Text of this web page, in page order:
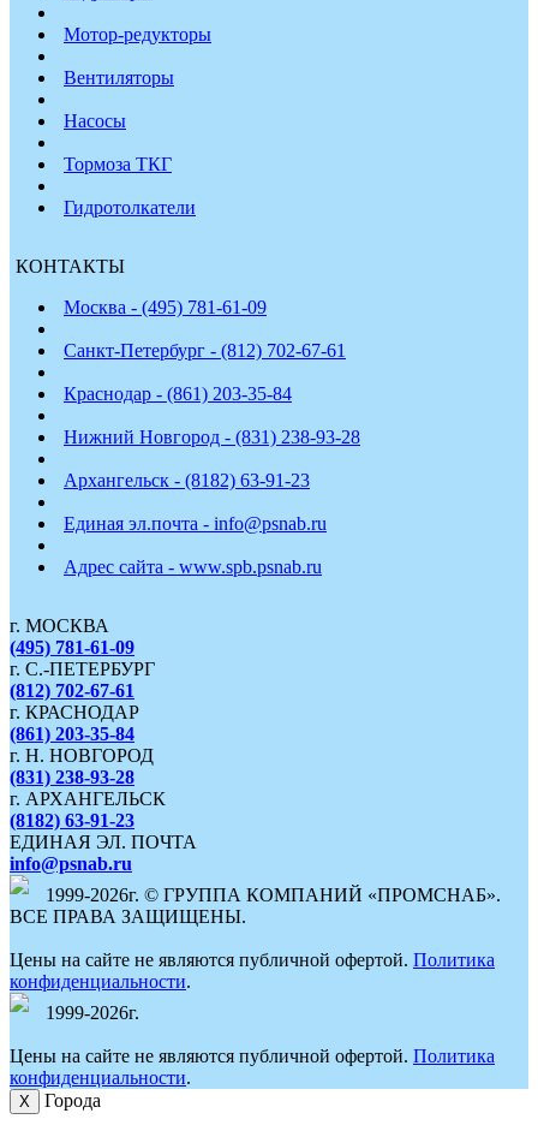
Мотор-редукторы
Вентиляторы
Насосы
Тормоза ТКГ
Гидротолкатели
КОНТАКТЫ
Москва - (495) 781-61-09
Санкт-Петербург - (812) 702-67-61
Краснодар - (861) 203-35-84
Нижний Новгород - (831) 238-93-28
Архангельск - (8182) 63-91-23
Единая эл.почта - info@psnab.ru
Адрес сайта - www.spb.psnab.ru
г. МОСКВА
(495) 781-61-09
г. С.-ПЕТЕРБУРГ
(812) 702-67-61
г. КРАСНОДАР
(861) 203-35-84
г. Н. НОВГОРОД
(831) 238-93-28
г. АРХАНГЕЛЬСК
(8182) 63-91-23
ЕДИНАЯ ЭЛ. ПОЧТА
info@psnab.ru
1999-2026г. © ГРУППА КОМПАНИЙ «ПРОМСНАБ».
ВСЕ ПРАВА ЗАЩИЩЕНЫ.
Цены на сайте не являются публичной офертой. Политика
конфиденциальности.
1999-2026г.
Цены на сайте не являются публичной офертой. Политика
конфиденциальности.
Х Города